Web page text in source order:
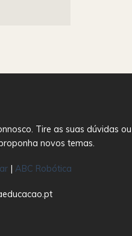
Tire as suas dúvidas
novos temas.
| ABC Robótica